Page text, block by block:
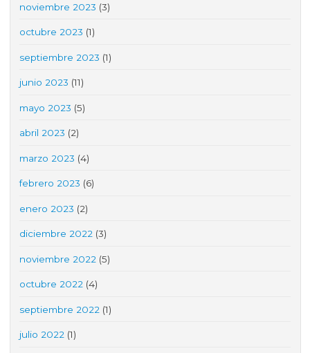
noviembre 2023 (3)
octubre 2023 (1)
septiembre 2023 (1)
junio 2023 (11)
mayo 2023 (5)
abril 2023 (2)
marzo 2023 (4)
febrero 2023 (6)
enero 2023 (2)
diciembre 2022 (3)
noviembre 2022 (5)
octubre 2022 (4)
septiembre 2022 (1)
julio 2022 (1)